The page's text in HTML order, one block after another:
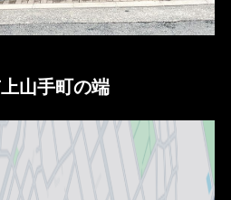
山手町の端